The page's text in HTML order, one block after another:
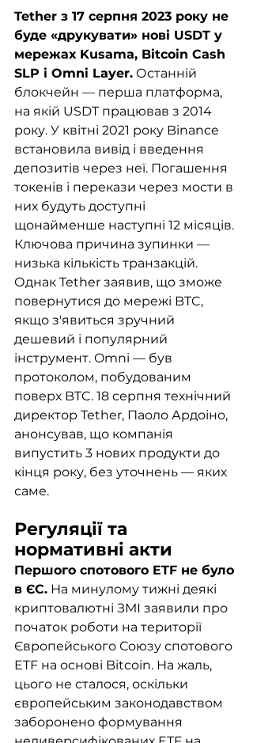
Tether з 17 серпня 2023 року не
буде «друкувати» нові USDT у
мережах Kusama, Bitcoin Cash
SLP і Omni Layer. Останній
блокчейн — перша платформа,
на якій USDT працював з 2014
року. У квітні 2021 року Binance
встановила вивід і введення
депозитів через неї. Погашення
токенів і перекази через мости в
них будуть доступні
щонайменше наступні 12 місяців.
Ключова причина зупинки —
низька кількість транзакцій.
Однак Tether заявив, що зможе
повернутися до мережі BTC,
якщо з'явиться зручний
дешевий і популярний
інструмент. Omni — був
протоколом, побудованим
поверх BTC. 18 серпня технічний
директор Tether, Паоло Ардоіно,
анонсував, що компанія
випустить 3 нових продукти до
кінця року, без уточнень — яких
саме.
Регуляції та
нормативні акти
Першого спотового ETF не було
в ЄС. На минулому тижні деякі
криптовалютні ЗМІ заявили про
початок роботи на території
Європейського Союзу спотового
ETF на основі Bitcoin. На жаль,
цього не сталося, оскільки
європейським законодавством
заборонено формування